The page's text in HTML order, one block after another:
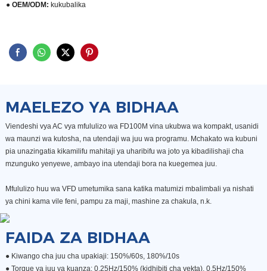
● OEM/ODM: kukubalika
MAELEZO YA BIDHAA
Viendeshi vya AC vya mfululizo wa FD100M vina ukubwa wa kompakt, usanidi
wa maunzi wa kutosha, na utendaji wa juu wa programu. Mchakato wa kubuni
pia unazingatia kikamilifu mahitaji ya uharibifu wa joto ya kibadilishaji cha
mzunguko yenyewe, ambayo ina utendaji bora na kuegemea juu.
Mfululizo huu wa VFD umetumika sana katika matumizi mbalimbali ya nishati
ya chini kama vile feni, pampu za maji, mashine za chakula, n.k.
FAIDA ZA BIDHAA
● Kiwango cha juu cha upakiaji: 150%/60s, 180%/10s
● Torque ya juu ya kuanza: 0.25Hz/150% (kidhibiti cha vekta), 0.5Hz/150%